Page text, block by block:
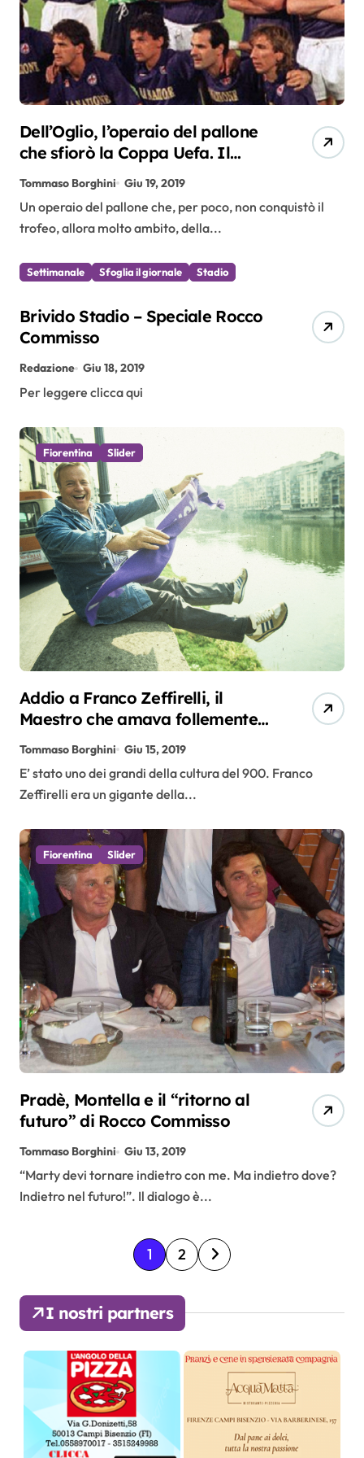
Dell’Oglio, l’operaio del pallone
che sfiorò la Coppa Uefa. Il
Tommaso Borghini Giu 19, 2019
Un operaio del pallone che, per poco, non conquistò il
trofeo, allora molto ambito, della...
Settimanale Sfoglia il giornale Stadio
Brivido Stadio – Speciale Rocco
Commisso
Redazione Giu 18, 2019
Per leggere clicca qui
Fiorentina Slider
Addio a Franco Zeffirelli, il
Maestro che amava follemente
la Fiorentina
Tommaso Borghini Giu 15, 2019
E’ stato uno dei grandi della cultura del 900. Franco
Zeffirelli era un gigante della...
Fiorentina Slider
Pradè, Montella e il “ritorno al
futuro” di Rocco Commisso
Tommaso Borghini Giu 13, 2019
“Marty devi tornare indietro con me. Ma indietro dove?
Indietro nel futuro!”. Il dialogo è...
P
a
g
i
n
a
1 2
I nostri partners